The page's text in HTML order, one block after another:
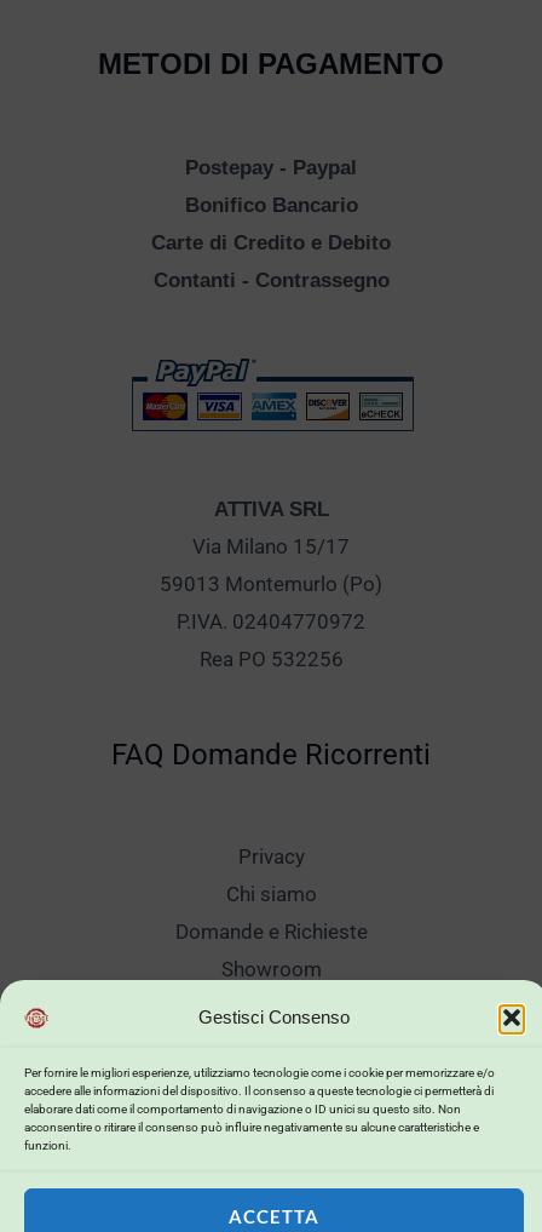
Gestisci Consenso
Per fornire le migliori esperienze, utilizziamo tecnologie come i cookie per memorizzare e/o
accedere alle informazioni del dispositivo. Il consenso a queste tecnologie ci permetterà di
elaborare dati come il comportamento di navigazione o ID unici su questo sito. Non
acconsentire o ritirare il consenso può influire negativamente su alcune caratteristiche e
funzioni.
ACCETTA
METODI DI PAGAMENTO
Postepay - Paypal
Bonifico Bancario
Carte di Credito e Debito
Contanti - Contrassegno
ATTIVA SRL
Via Milano 15/17
59013 Montemurlo (Po)
P.IVA. 02404770972
Rea PO 532256
FAQ Domande Ricorrenti
Privacy
Chi siamo
Domande e Richieste
Showroom
Spedizioni
Reso Cambio Merce
Lavora Con Noi